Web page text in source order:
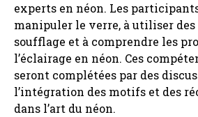
experts en néon. Les
manipuler le verre, à utiliser
soufflage et à comprendre les
l’éclairage en néon. Ces
seront complétées par des
l’intégration des motifs et des
dans l’art du néon.